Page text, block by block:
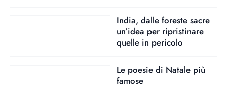
India, dalle foreste sacre
un’idea per ripristinare
quelle in pericolo
Le poesie di Natale più
famose